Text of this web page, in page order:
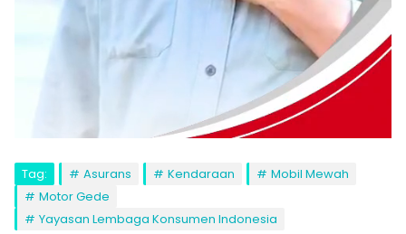
Tag: Asurans Kendaraan
Mobil Mewah
Motor Gede
Yayasan Lembaga Konsumen Indonesia